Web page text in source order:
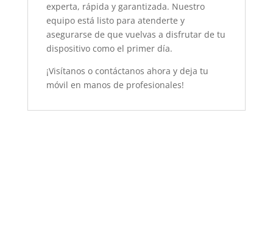
experta, rápida y garantizada. Nuestro
equipo está listo para atenderte y
asegurarse de que vuelvas a disfrutar de tu
dispositivo como el primer día.
¡Visítanos o contáctanos ahora y deja tu
móvil en manos de profesionales!